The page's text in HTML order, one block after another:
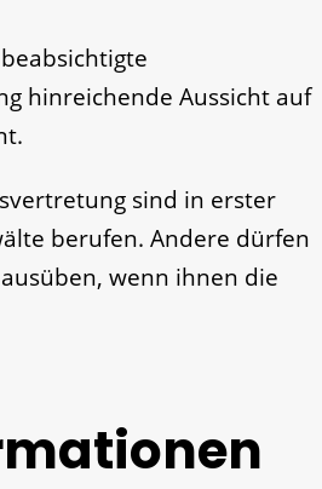
hinreichende Aussicht auf
sind in erster
berufen. Andere dürfen
wenn ihnen die